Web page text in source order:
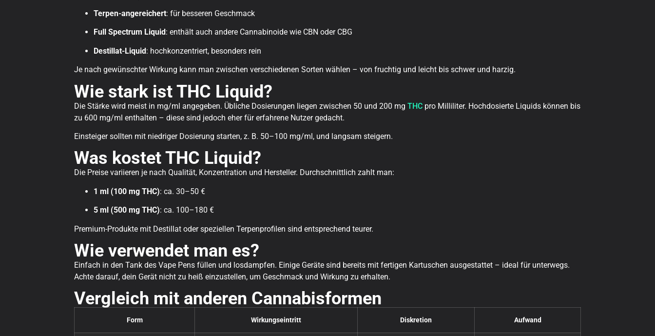
Terpen-angereichert: für besseren Geschmack
Full Spectrum Liquid : enthält auch andere Cannabinoide wie CBN oder CBG
Destillat-Liquid: hochkonzentriert, besonders rein
Je nach gewünschter Wirkung kann man zwischen verschiedenen Sorten wählen – von fruchtig und leicht bis schwer und harzig.
Wie stark ist THC Liquid?
Die Stärke wird meist in mg/ml angegeben. Übliche Dosierungen liegen zwischen 50 und 200 mg THC pro Milliliter. Hochdosierte Liquids können bis
zu 600 mg/ml enthalten – diese sind jedoch eher für erfahrene Nutzer gedacht.
Einsteiger sollten mit niedriger Dosierung starten, z. B. 50–100 mg/ml, und langsam steigern.
Was kostet THC Liquid?
Die Preise variieren je nach Qualität, Konzentration und Hersteller. Durchschnittlich zahlt man:
1 ml (100 mg THC): ca. 30–50 €
5 ml (500 mg THC): ca. 100–180 €
Premium-Produkte mit Destillat oder speziellen Terpenprofilen sind entsprechend teurer.
Wie verwendet man es?
Einfach in den Tank des Vape Pens füllen und losdampfen. Einige Geräte sind bereits mit fertigen Kartuschen ausgestattet – ideal für unterwegs.
Achte darauf, dein Gerät nicht zu heiß einzustellen, um Geschmack und Wirkung zu erhalten.
Vergleich mit anderen Cannabisformen
Form Wirkungseintritt Diskretion Aufwand